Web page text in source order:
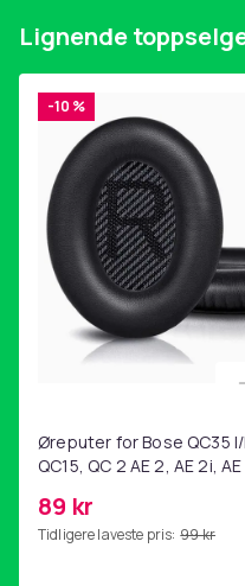
Lignende
-10 %
Øreputer for Bose QC35 I/
QC15, QC 2 AE 2, AE 2i,
89 kr
Tidligere laveste pris: 99 kr